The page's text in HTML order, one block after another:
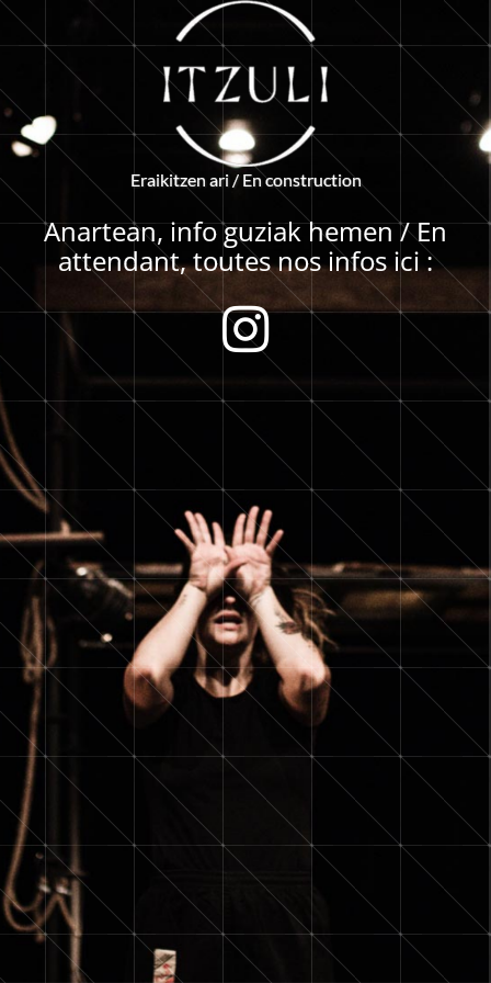
Eraikitzenari/ Enconstruction
Anartean, info guziak hemen / En
attendant, toutes nos infos ici :